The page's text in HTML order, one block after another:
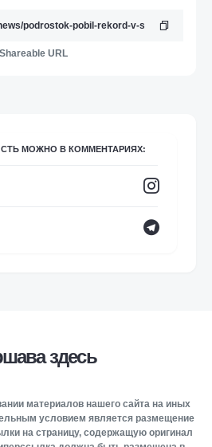
Shareable URL
МОЖНО В КОММЕНТАРИЯХ:
здесь
материалов нашего сайта на иных
условием является размещение
на страницу, содержащую оригинал